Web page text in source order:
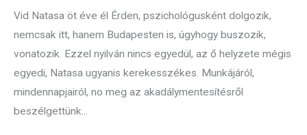
Vid Natasa öt éve él Érden, pszichológusként dolgozik,
nemcsak itt, hanem Budapesten is, úgyhogy buszozik,
vonatozik. Ezzel nyilván nincs egyedül, az ő helyzete mégis
egyedi, Natasa ugyanis kerekesszékes. Munkájáról,
mindennapjairól, no meg az akadálymentesítésről
beszélgettünk...